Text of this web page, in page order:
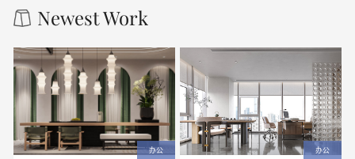
Newest Work
办公 办公